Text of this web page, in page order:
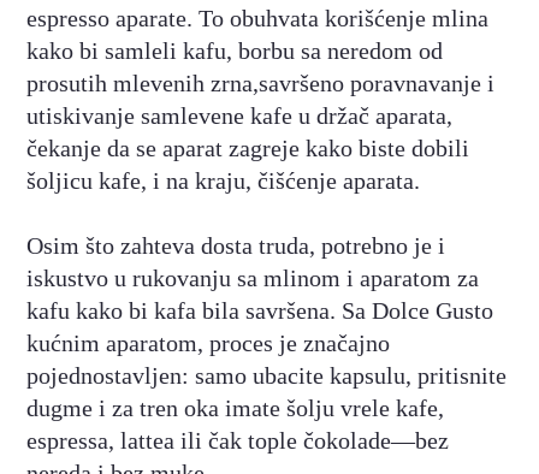
espresso aparate. To obuhvata korišćenje mlina
kako bi samleli kafu, borbu sa neredom od
prosutih mlevenih zrna,savršeno poravnavanje i
utiskivanje samlevene kafe u držač aparata,
čekanje da se aparat zagreje kako biste dobili
šoljicu kafe, i na kraju, čišćenje aparata.
Osim što zahteva dosta truda, potrebno je i
iskustvo u rukovanju sa mlinom i aparatom za
kafu kako bi kafa bila savršena. Sa Dolce Gusto
kućnim aparatom, proces je značajno
pojednostavljen: samo ubacite kapsulu, pritisnite
dugme i za tren oka imate šolju vrele kafe,
espressa, lattea ili čak tople čokolade—bez